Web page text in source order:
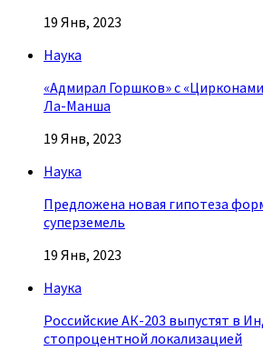
19 Янв, 2023
Наука
«Адмирал Горшков» с
Ла-Манша
19 Янв, 2023
Наука
Предложена новая гипотеза
суперземель
19 Янв, 2023
Наука
Российские АК-203 выпустят в
стопроцентной локализацией